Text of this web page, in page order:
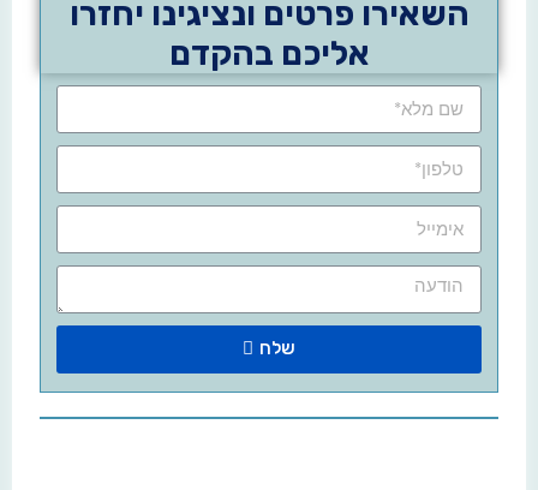
השאירו פרטים ונציגינו יחזרו
אליכם בהקדם
שלח